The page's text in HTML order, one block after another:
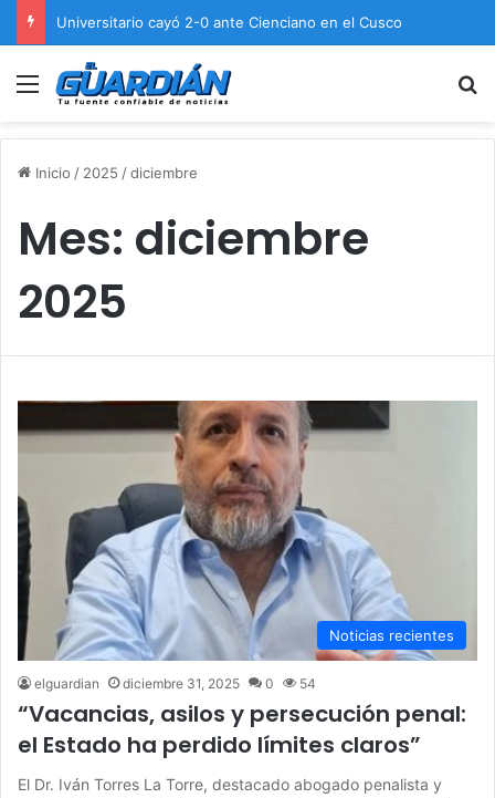
Universitario cayó 2-0 ante Cienciano en el Cusco
Menú
Inicio / 2025 /diciembre
Mes: diciembre
2025
Noticias recientes
elguardian diciembre 31, 2025 0 54
“Vacancias, asilos y persecución penal:
el Estado ha perdido límites claros”
El Dr. Iván Torres La Torre, destacado abogado penalista y